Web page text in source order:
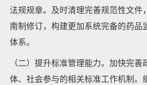
法规规章。及时清理完善规范性文件
南制修订，构建更加系统完备的药品
体系。
（二）提升标准管理能力。加快完
体、社会参与的相关标准工作机制。